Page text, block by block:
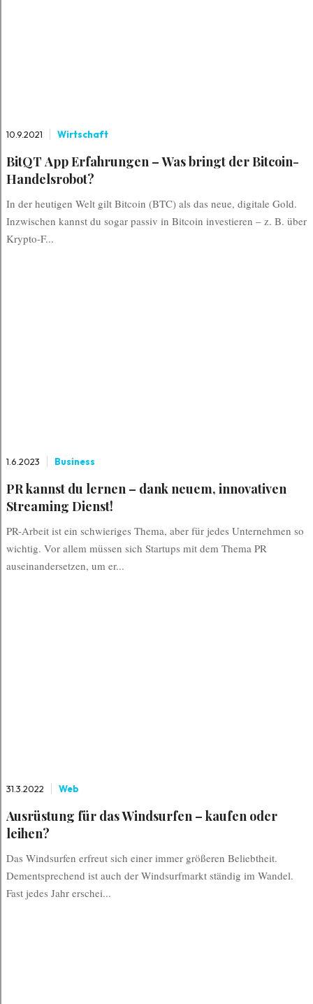
10.9.2021 Wirtschaft
BitQT App Erfahrungen – Was bringt der Bitcoin-
Handelsrobot?
In der heutigen Welt gilt Bitcoin (BTC) als das neue, digitale Gold.
Inzwischen kannst du sogar passiv in Bitcoin investieren – z. B. über
Krypto-F...
1.6.2023 Business
PR kannst du lernen – dank neuem, innovativen
Streaming Dienst!
PR-Arbeit ist ein schwieriges Thema, aber für jedes Unternehmen so
wichtig. Vor allem müssen sich Startups mit dem Thema PR
auseinandersetzen, um er...
31.3.2022 Web
Ausrüstung für das Windsurfen – kaufen oder
leihen?
Das Windsurfen erfreut sich einer immer größeren Beliebtheit.
Dementsprechend ist auch der Windsurfmarkt ständig im Wandel.
Fast jedes Jahr erschei...